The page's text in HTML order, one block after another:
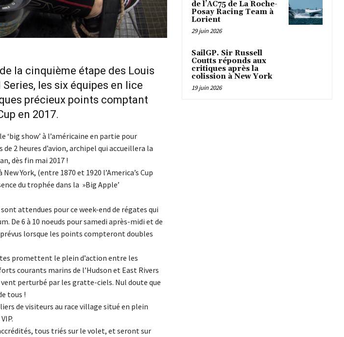
la cinquième étape des Louis
les six équipes en lice
précieux points comptant
en 2017.
show’ à l’américaine en partie pour
2 heures d’avion, archipel qui accueillera la
dès fin mai 2017 !
York, (entre 1870 et 1920 l’America’s Cup
du trophée dans la »Big Apple’
attendues pour ce week-end de régates qui
De 6 à 10 noeuds pour samedi après-midi et de
lorsque les points compteront doubles
promettent le plein d’action entre les
courants marins de l’Hudson et East Rivers
vent perturbé par les gratte-ciels. Nul doute que
tous !
de visiteurs au race village situé en plein
tous triés sur le volet, et seront sur
de l’AC75 de La Roche-
Posay Racing Team à
Lorient
29 juin 2026
SailGP. Sir Russell
Coutts réponds aux
critiques après la
colission à New York
19 juin 2026